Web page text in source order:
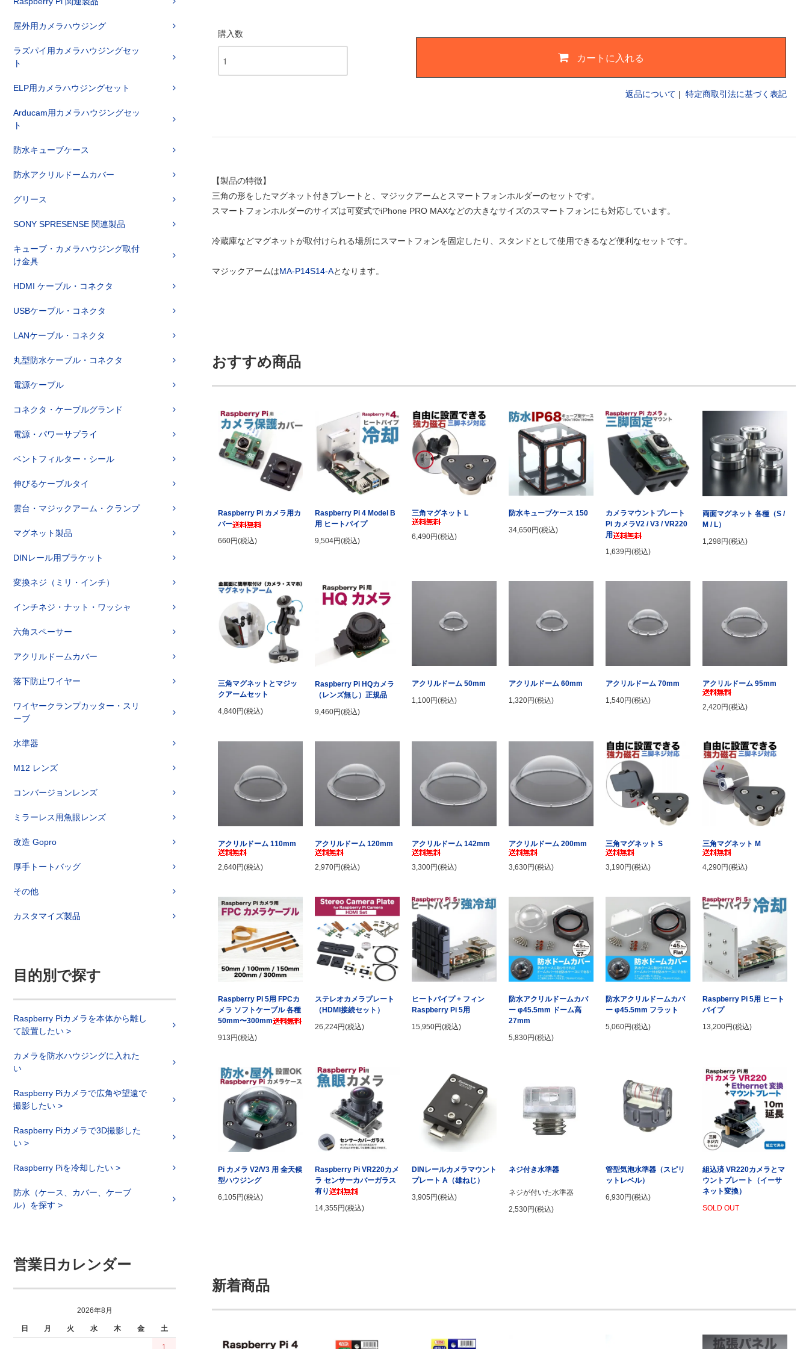
屋外用カメラハウジング
ラズパイ用カメラハウジングセッ
ト
ELP用カメラハウジングセット
Arducam用カメラハウジングセッ
ト
防水キューブケース
防水アクリルドームカバー
グリース
SONY SPRESENSE 関連製品
キューブ・カメラハウジング取付
け金具
HDMI ケーブル・コネクタ
USBケーブル・コネクタ
LANケーブル・コネクタ
丸型防水ケーブル・コネクタ
電源ケーブル
コネクタ・ケーブルグランド
電源・パワーサプライ
ベントフィルター・シール
伸びるケーブルタイ
雲台・マジックアーム・クランプ
マグネット製品
DINレール用ブラケット
変換ネジ（ミリ・インチ）
インチネジ・ナット・ワッシャ
六角スペーサー
アクリルドームカバー
落下防止ワイヤー
ワイヤークランプカッター・スリ
ーブ
水準器
M12 レンズ
コンバージョンレンズ
ミラーレス用魚眼レンズ
改造 Gopro
厚手トートバッグ
その他
カスタマイズ製品
目的別で探す
Raspberry Piカメラを本体から離し
て設置したい >
カメラを防水ハウジングに入れた
い
Raspberry Piカメラで広角や望遠で
撮影したい >
Raspberry Piカメラで3D撮影した
い >
Raspberry Piを冷却したい >
防水（ケース、カバー、ケーブ
ル）を探す >
営業日カレンダー
2026年8月
日 月 火 水 木 金 土
1
購入数
カートに入れる
返品について | 特定商取引法に基づく表記
【製品の特徴】
三角の形をしたマグネット付きプレートと、マジックアームとスマートフォンホルダーのセットです。
スマートフォンホルダーのサイズは可変式でiPhone PRO MAXなどの大きなサイズのスマートフォンにも対応しています。
冷蔵庫などマグネットが取付けられる場所にスマートフォンを固定したり、スタンドとして使用できるなど便利なセットです。
マジックアームはMA-P14S14-Aとなります。
おすすめ商品
Raspberry Pi カメラ用カ
バー
660円(税込)
Raspberry Pi 4 Model B
用 ヒートパイプ
9,504円(税込)
三角マグネット L
6,490円(税込)
防水キューブケース 150
34,650円(税込)
カメラマウントプレート
Pi カメラV2 / V3 / VR220
用
1,639円(税込)
両面マグネット 各種（S /
M / L）
1,298円(税込)
三角マグネットとマジッ
クアームセット
4,840円(税込)
Raspberry Pi HQカメラ
（レンズ無し）正規品
9,460円(税込)
アクリルドーム 50mm
1,100円(税込)
アクリルドーム 60mm
1,320円(税込)
アクリルドーム 70mm
1,540円(税込)
アクリルドーム 95mm
2,420円(税込)
アクリルドーム 110mm
2,640円(税込)
アクリルドーム 120mm
2,970円(税込)
アクリルドーム 142mm
3,300円(税込)
アクリルドーム 200mm
3,630円(税込)
三角マグネット S
3,190円(税込)
三角マグネット M
4,290円(税込)
Raspberry Pi 5用 FPCカ
メラ ソフトケーブル 各種
50mm〜300mm
913円(税込)
ステレオカメラプレート
（HDMI接続セット）
26,224円(税込)
ヒートパイプ + フィン
Raspberry Pi 5用
15,950円(税込)
防水アクリルドームカバ
ー φ45.5mm ドーム高
27mm
5,830円(税込)
防水アクリルドームカバ
ー φ45.5mm フラット
5,060円(税込)
Raspberry Pi 5用 ヒート
パイプ
13,200円(税込)
Pi カメラ V2/V3 用 全天候
型ハウジング
6,105円(税込)
Raspberry Pi VR220カメ
ラ センサーカバーガラス
有り
14,355円(税込)
DINレールカメラマウント
プレート A（雄ねじ）
3,905円(税込)
ネジ付き水準器
ネジが付いた水準器
2,530円(税込)
管型気泡水準器（スピリ
ットレベル）
6,930円(税込)
組込済 VR220カメラとマ
ウントプレート（イーサ
ネット変換）
SOLD OUT
新着商品